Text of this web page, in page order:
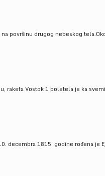
površinu drugog nebeskog
raketa Vostok 1 poletela je ka
decembra 1815. godine rođena